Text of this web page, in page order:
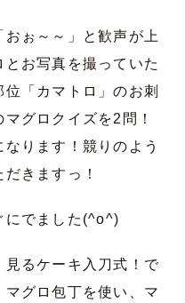
ぉ～～」と歓声が上
お写真を撮っていた
「カマトロ」のお刺
グロクイズを2問！
ります！競りのよう
きますっ！
にでました(^o^)
見るケーキ入刀式！で
グロ包丁を使い、マ